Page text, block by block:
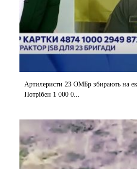
Артилеристи 23 ОМБр збирають на
Потрібен 1 000 0...